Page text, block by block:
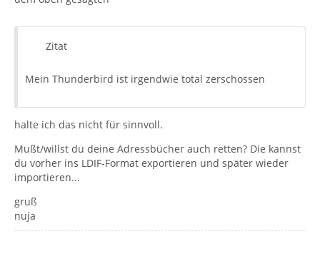
Zitat
Mein Thunderbird ist irgendwie total zerschossen
halte ich das nicht für sinnvoll.
Mußt/willst du deine Adressbücher auch retten? Die kannst
du vorher ins LDIF-Format exportieren und später wieder
importieren...
gruß
nuja